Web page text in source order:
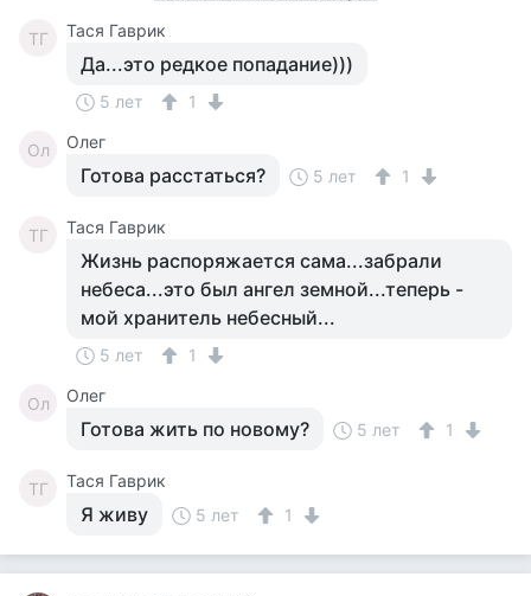
ТГ Тася Гаврик
Да...это редкое попадание)))
5 лет 1
Ол Олег
Готова расстаться? 5 лет 1
ТГ Тася Гаврик
Жизнь распоряжается сама...забрали
небеса...это был ангел земной...теперь -
мой хранитель небесный...
5 лет 1
Ол Олег
Готова жить по новому? 5 лет 1
ТГ Тася Гаврик
Я живу 5 лет 1